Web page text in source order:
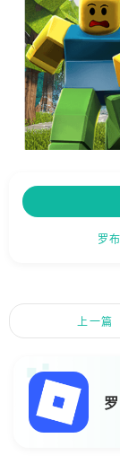
罗
上一篇